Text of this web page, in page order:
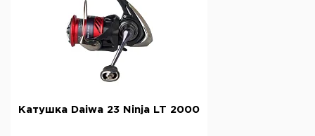
Катушка Daiwa 23 Ninja LT 2000